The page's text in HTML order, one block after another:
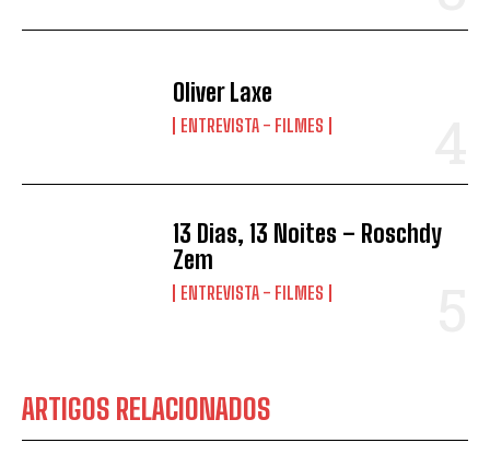
Oliver Laxe
ENTREVISTA - FILMES
13 Dias, 13 Noites – Roschdy
Zem
ENTREVISTA - FILMES
ARTIGOS RELACIONADOS